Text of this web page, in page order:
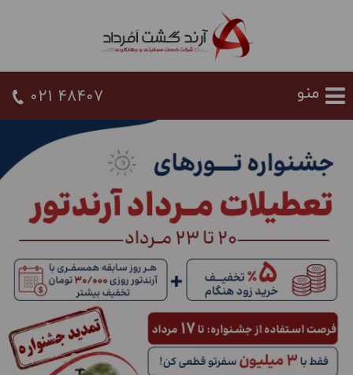
021 48407